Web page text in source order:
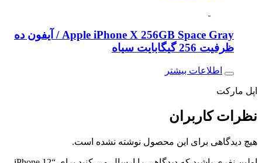
Apple iPhone X 256GB Space Gray / آیفون ده
ظرفیت 256 گیگابایت سیاه
اطلاعات بیشتر
اپل مارکت
نظراتکاربران
هیچ دیدگاهی برای این محصول نوشته نشده است.